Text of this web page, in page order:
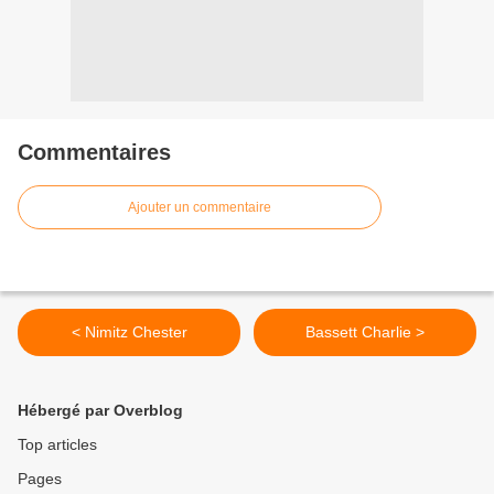
Commentaires
Ajouter un commentaire
< Nimitz Chester Bassett Charlie >
Hébergé par Overblog
Top articles
Pages